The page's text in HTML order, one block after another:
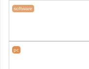
software
pc